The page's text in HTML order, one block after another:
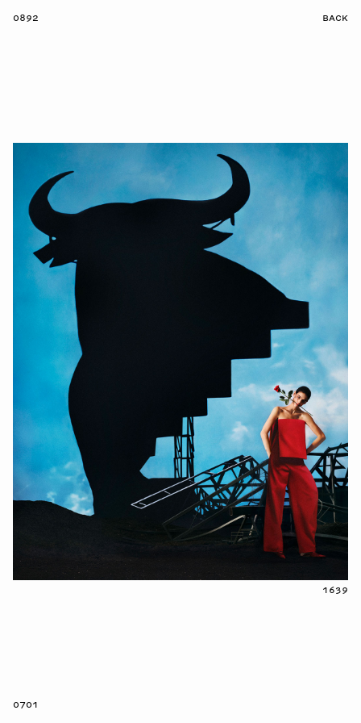
BACK
1639
0892
0701